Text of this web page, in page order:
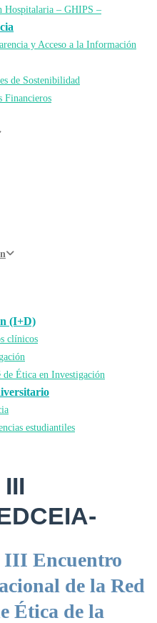
Hospitalaria – GHIPS –
y Acceso a la Información
de Sostenibilidad
Financieros
(I+D)
clínicos
de Ética en Investigación
estudiantiles
III Encuentro
de la Red
Ética de la